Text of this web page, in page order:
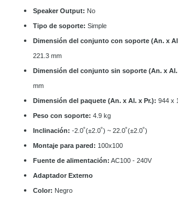
Speaker Output: No
Tipo de soporte: Simple
Dimensión del conjunto con soporte (An. x
221.3 mm
Dimensión del conjunto sin soporte (An. x Al.
mm
Dimensión del paquete (An. x Al. x Pr.): 944 x
Peso con soporte: 4.9 kg
Inclinación: -2.0˚(±2.0˚) ~ 22.0˚(±2.0˚)
Montaje para pared: 100x100
Fuente de alimentación: AC100 - 240V
Adaptador Externo
Color: Negro